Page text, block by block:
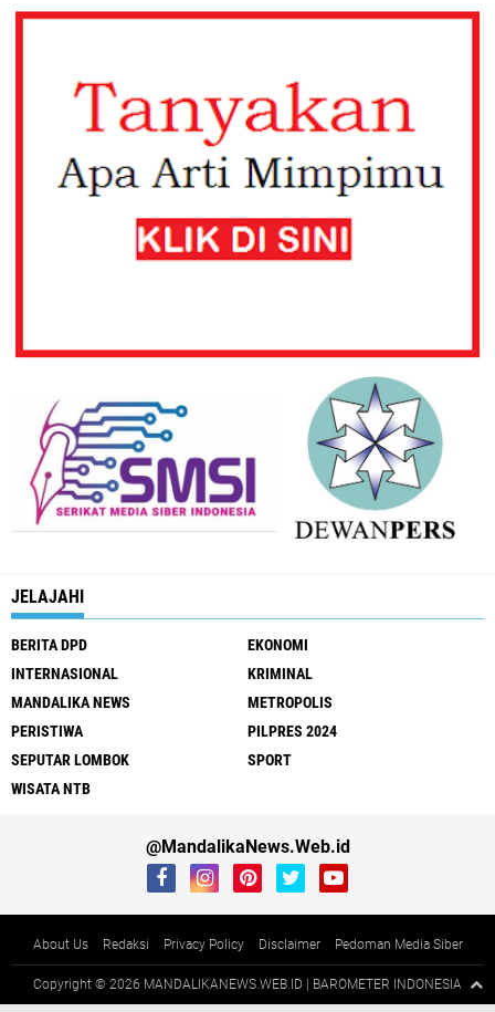
JELAJAHI
BERITA DPD
EKONOMI
INTERNASIONAL
KRIMINAL
MANDALIKA NEWS
METROPOLIS
PERISTIWA
PILPRES 2024
SEPUTAR LOMBOK
SPORT
WISATA NTB
@MandalikaNews.Web.id
About Us Redaksi Privacy Policy Disclaimer Pedoman Media Siber
Copyright © 2026 MANDALIKANEWS.WEB.ID | BAROMETER INDONESIA